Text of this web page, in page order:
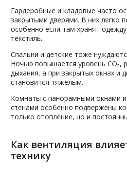
Гардеробные и кладовые часто
закрытыми дверями. В них легко
особенно если там хранят
текстиль.
Спальни и детские тоже
Ночью повышается уровень CO₂,
дыхания, а при закрытых окнах и
становится тяжёлым.
Комнаты с панорамными окнами
стенами особенно подвержены
только отопление, но и
Как вентиляция
технику